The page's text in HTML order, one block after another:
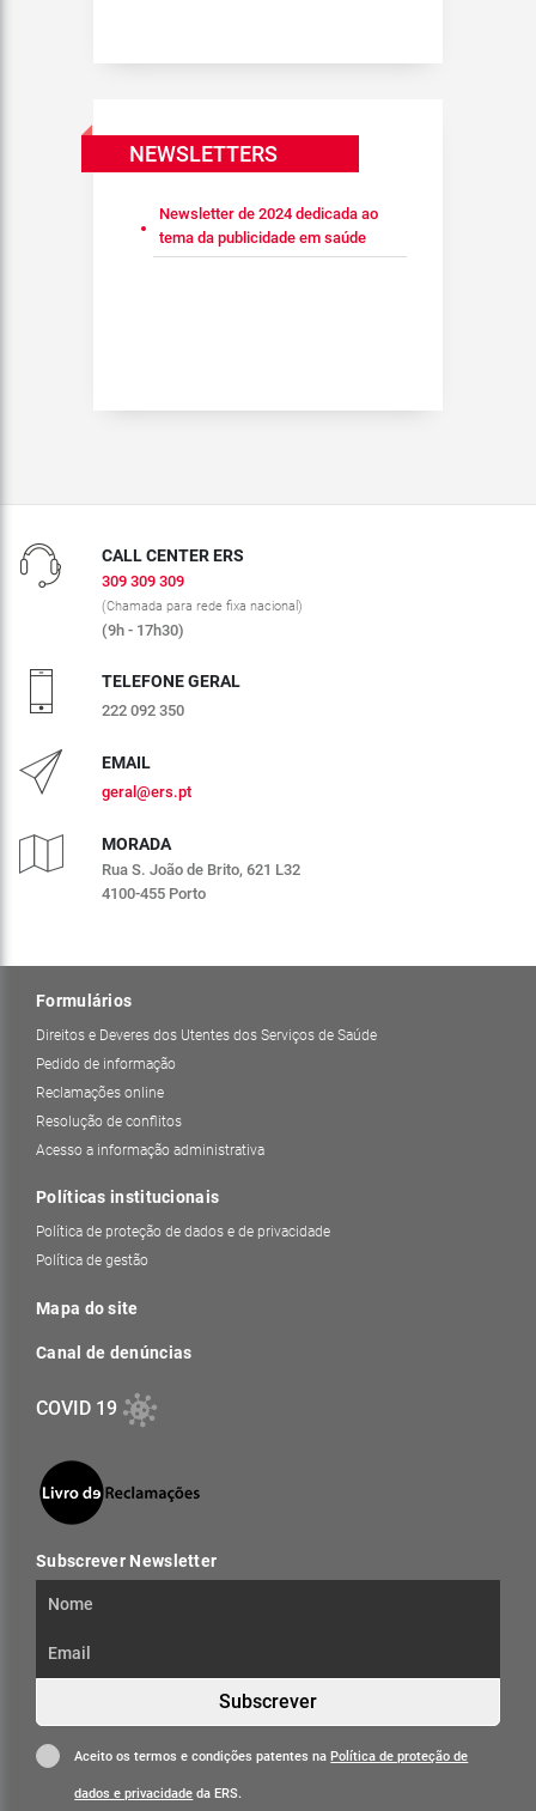
NEWSLETTERS
Newsletter de 2024 dedicada ao
tema da publicidade em saúde
CALL CENTER ERS
309 309 309
(Chamada para rede fixa nacional)
(9h - 17h30)
TELEFONE GERAL
222 092 350
EMAIL
geral@ers.pt
MORADA
Rua S. João de Brito, 621 L32
4100-455 Porto
Formulários
Direitos e Deveres dos Utentes dos Serviços de Saúde
Pedido de informação
Reclamações online
Resolução de conflitos
Acesso a informação administrativa
Políticas institucionais
Política de proteção de dados e de privacidade
Política de gestão
Mapa do site
Canal de denúncias
COVID 19
Subscrever Newsletter
Subscrever
Aceito os termos e condições patentes na Política de proteção de
dados e privacidade da ERS.